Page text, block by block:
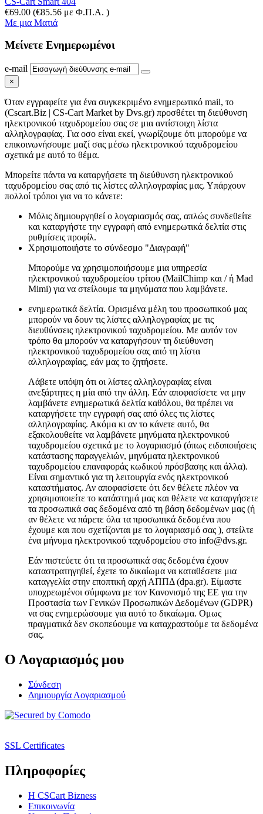
€69.00 (€85.56 με Φ.Π.Α. )
Με μια Ματιά
Μείνετε Ενημερωμένοι
e-mail
×
Όταν εγγραφείτε για ένα συγκεκριμένο ενημερωτικό mail, το
(Cscart.Biz | CS-Cart Market by Dvs.gr) προσθέτει τη διεύθυνση
ηλεκτρονικού ταχυδρομείου σας σε μια αντίστοιχη λίστα
αλληλογραφίας. Για οσο είναι εκεί, γνωρίζουμε ότι μπορούμε να
επικοινωνήσουμε μαζί σας μέσω ηλεκτρονικού ταχυδρομείου
σχετικά με αυτό το θέμα.
Μπορείτε πάντα να καταργήσετε τη διεύθυνση ηλεκτρονικού
ταχυδρομείου σας από τις λίστες αλληλογραφίας μας. Υπάρχουν
πολλοί τρόποι για να το κάνετε:
Μόλις δημιουργηθεί ο λογαριασμός σας, απλώς συνδεθείτε
και καταργήστε την εγγραφή από ενημερωτικά δελτία στις
ρυθμίσεις προφίλ.
Χρησιμοποιήστε το σύνδεσμο "Διαγραφή"
Μπορούμε να χρησιμοποιήσουμε μια υπηρεσία
ηλεκτρονικού ταχυδρομείου τρίτου (MailChimp και / ή Mad
Mimi) για να στείλουμε τα μηνύματα που λαμβάνετε.
ενημερωτικά δελτία. Ορισμένα μέλη του προσωπικού μας
μπορούν να δουν τις λίστες αλληλογραφίας με τις
διευθύνσεις ηλεκτρονικού ταχυδρομείου. Με αυτόν τον
τρόπο θα μπορούν να καταργήσουν τη διεύθυνση
ηλεκτρονικού ταχυδρομείου σας από τη λίστα
αλληλογραφίας, εάν μας το ζητήσετε.
Λάβετε υπόψη ότι οι λίστες αλληλογραφίας είναι
ανεξάρτητες η μία από την άλλη. Εάν αποφασίσετε να μην
λαμβάνετε ενημερωτικά δελτία καθόλου, θα πρέπει να
καταργήσετε την εγγραφή σας από όλες τις λίστες
αλληλογραφίας. Ακόμα κι αν το κάνετε αυτό, θα
εξακολουθείτε να λαμβάνετε μηνύματα ηλεκτρονικού
ταχυδρομείου σχετικά με το λογαριασμό (όπως ειδοποιήσεις
κατάστασης παραγγελιών, μηνύματα ηλεκτρονικού
ταχυδρομείου επαναφοράς κωδικού πρόσβασης και άλλα).
Είναι σημαντικό για τη λειτουργία ενός ηλεκτρονικού
καταστήματος. Αν αποφασίσετε ότι δεν θέλετε πλέον να
χρησιμοποιείτε το κατάστημά μας και θέλετε να καταργήσετε
τα προσωπικά σας δεδομένα από τη βάση δεδομένων μας (ή
αν θέλετε να πάρετε όλα τα προσωπικά δεδομένα που
έχουμε και που σχετίζονται με το λογαριασμό σας ), στείλτε
ένα μήνυμα ηλεκτρονικού ταχυδρομείου στο info@dvs.gr.
Εάν πιστεύετε ότι τα προσωπικά σας δεδομένα έχουν
καταστρατηγηθεί, έχετε το δικαίωμα να καταθέσετε μια
καταγγελία στην εποπτική αρχή ΑΠΠΔ (dpa.gr). Είμαστε
υποχρεωμένοι σύμφωνα με τον Κανονισμό της ΕΕ για την
Προστασία των Γενικών Προσωπικών Δεδομένων (GDPR)
να σας ενημερώσουμε για αυτό το δικαίωμα. Ομως
πραγματικά δεν σκοπεύουμε να καταχραστούμε τα δεδομένα
σας.
Ο Λογαριασμός μου
Σύνδεση
Δημιουργία Λογαριασμού
SSL Certificates
Πληροφορίες
Η CSCart Bizness
Επικοινωνία